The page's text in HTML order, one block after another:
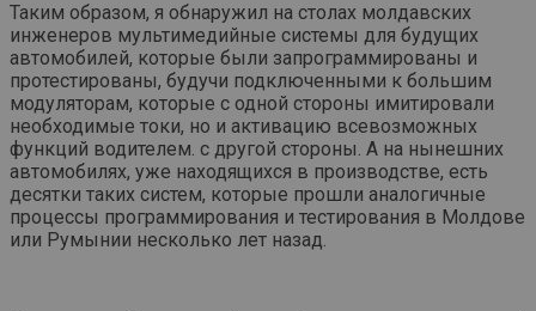
Таким образом, я обнаружил на столах молдавских
инженеров мультимедийные системы для будущих
автомобилей, которые были запрограммированы и
протестированы, будучи подключенными к большим
модуляторам, которые с одной стороны имитировали
необходимые токи, но и активацию всевозможных
функций водителем. с другой стороны. А на нынешних
автомобилях, уже находящихся в производстве, есть
десятки таких систем, которые прошли аналогичные
процессы программирования и тестирования в Молдове
или Румынии несколько лет назад.